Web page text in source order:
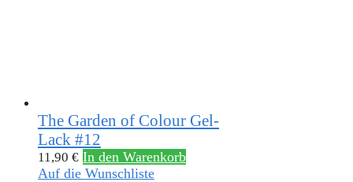
The Garden of Colour Gel-
Lack #12
11,90 € In den Warenkorb
Auf die Wunschliste